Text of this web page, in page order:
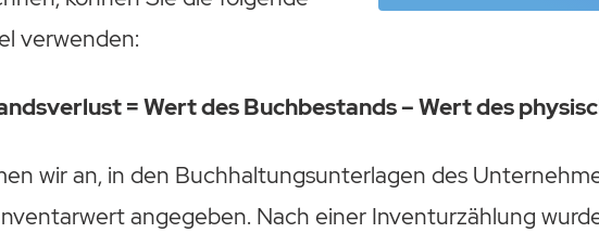
verwenden:
= Wert des Buchbestands – Wert des
wir an, in den Buchhaltungsunterlagen des
angegeben. Nach einer Inventurzählung